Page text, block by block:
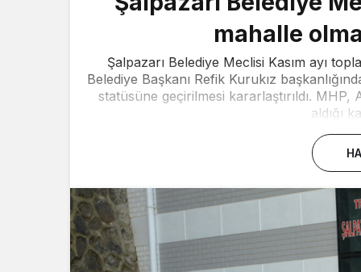
mahalle
Şalpazarı Belediye Meclisi Kasım ayı
Belediye Başkanı Refik Kurukız
statüsüne geçirilmesi kararlaştırıldı.
aldığı